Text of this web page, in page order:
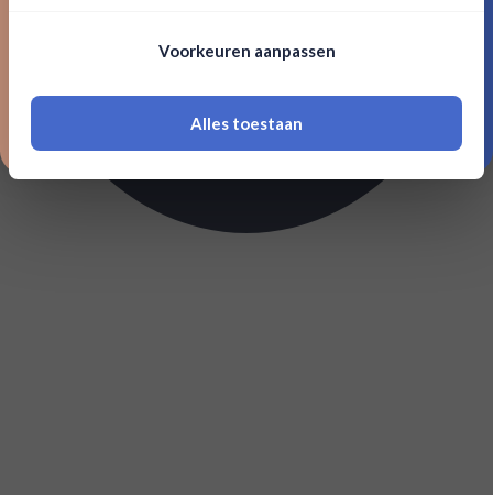
18 jaar of ouder zijn
Voorkeuren aanpassen
Alles toestaan